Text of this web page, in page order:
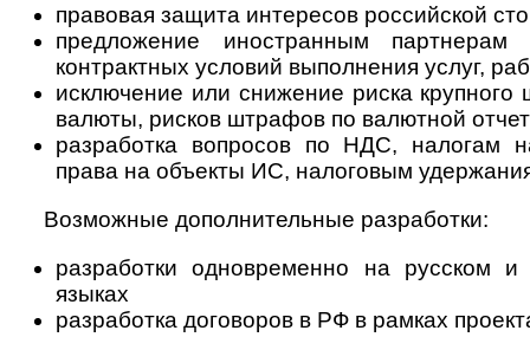
правовая защита интересов российской
предложение иностранным
контрактных условий выполнения услуг,
исключение или снижение риска
валюты, рисков штрафов по валютной
разработка вопросов по НДС, налогам
права на объекты ИС, налоговым
Возможные дополнительные разработки:
разработки одновременно на русском и
языках
разработка договоров в РФ в рамках